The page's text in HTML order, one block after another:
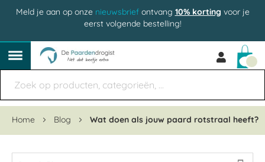
Meld je aan op onze nieuwsbriefontvang 10% korting voor je
eerst volgende bestelling!
Home Blog Wat doen als jouw paard rotstraal heeft?